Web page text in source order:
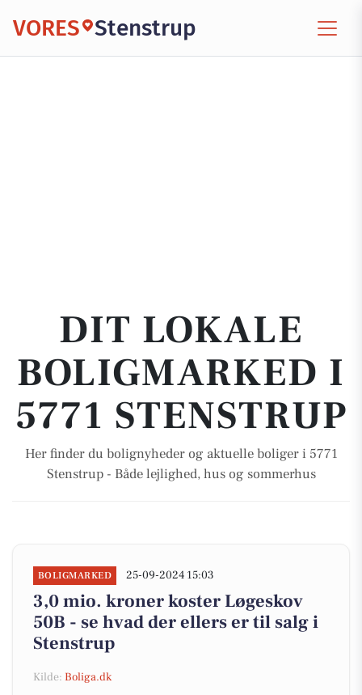
VORES Stenstrup
DIT LOKALE
BOLIGMARKED I
5771 STENSTRUP
Her finder du bolignyheder og aktuelle boliger i 5771
Stenstrup - Både lejlighed, hus og sommerhus
BOLIGMARKED 25-09-2024 15:03
3,0 mio. kroner koster Løgeskov
50B - se hvad der ellers er til salg i
Stenstrup
Kilde: Boliga.dk